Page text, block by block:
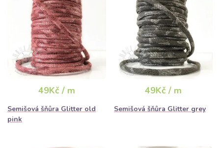
49Kč / m
Semišová šňůra Glitter old
pink
49Kč / m
Semišová šňůra Glitter grey